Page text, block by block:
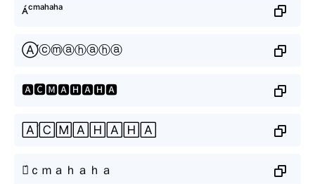
ᴀ́ᶜᵐᵃʰᵃʰᵃ
Ⓐ́ⓒⓜⓐⓗⓐⓗⓐ
🅰́🅲🅼🅰🅷🅰🅷🅰
🄰́🄲🄼🄰🄷🄰🄷🄰
Ａ́ｃｍａｈａｈａ